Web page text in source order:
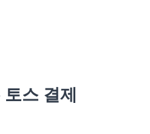
스 결제